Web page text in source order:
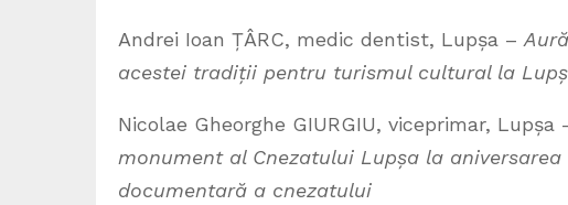
Andrei Ioan ȚÂRC, medic dentist, Lupșa –
acestei tradiții pentru turismul cultural la
Nicolae Gheorghe GIURGIU, viceprimar, Lupșa
monument al Cnezatului Lupșa la
documentară a cnezatului